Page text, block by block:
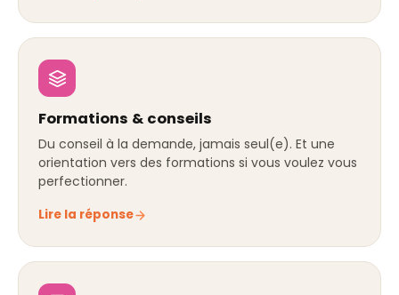
Formations & conseils
Du conseil à la demande, jamais seul(e). Et une
orientation vers des formations si vous voulez vous
perfectionner.
Lire la réponse